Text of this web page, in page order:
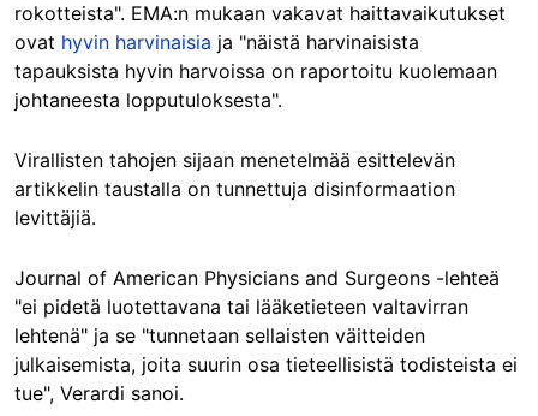
rokotteista". EMA:n mukaan vakavat haittavaikutukset
ovat hyvin harvinaisia ja "näistä harvinaisista
tapauksista hyvin harvoissa on raportoitu kuolemaan
johtaneesta lopputuloksesta".
Virallisten tahojen sijaan menetelmää esittelevän
artikkelin taustalla on tunnettuja disinformaation
levittäjiä.
Journal of American Physicians and Surgeons -lehteä
"ei pidetä luotettavana tai lääketieteen valtavirran
lehtenä" ja se "tunnetaan sellaisten väitteiden
julkaisemista, joita suurin osa tieteellisistä todisteista ei
tue", Verardi sanoi.